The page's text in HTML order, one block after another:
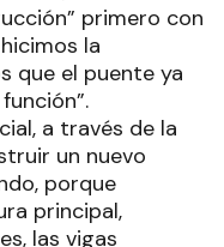
primero con
la
que el puente ya
a través de la
un nuevo
porque
principal,
las vigas